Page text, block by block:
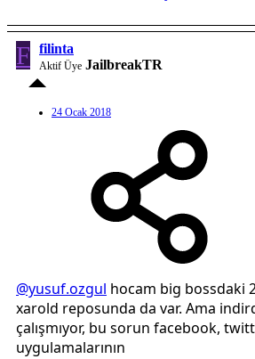
F filinta
Aktif Üye JailbreakTR
24 Ocak 2018
@yusuf.ozgul hocam big bossdaki
xarold reposunda da var. Ama
çalışmıyor, bu sorun facebook,
uygulamalarının